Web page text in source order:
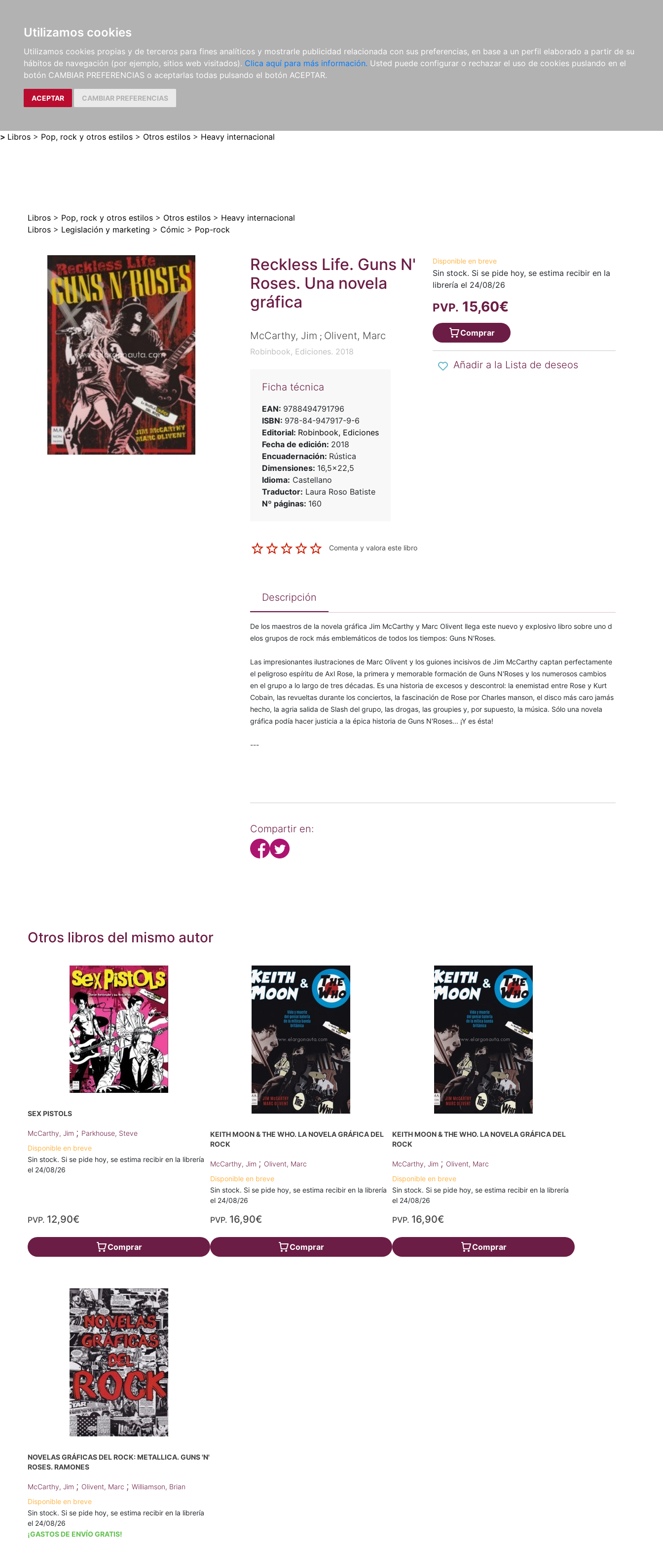
Utilizamos cookies
Utilizamos cookies propias y de terceros para fines analíticos y mostrarle publicidad relacionada con sus preferencias, en base a un perfil elaborado a partir de su
hábitos de navegación (por ejemplo, sitios web visitados). Clica aquí para más información. Usted puede configurar o rechazar el uso de cookies puslando en el
botón CAMBIAR PREFERENCIAS o aceptarlas todas pulsando el botón ACEPTAR.
ACEPTAR CAMBIAR PREFERENCIAS
LIBROS
MÉTODOS Y
EJERCICIOS
PARTITURAS Y EDICIONES
CRÍTICAS
REVISTAS
CDS Y
DVDS
MATERIAL
COMPLEMENTARIO
NOVEDADES NOTICIAS
COMPRAS
INSTITUCIONALES
> Libros > Pop, rock y otros estilos > Otros estilos > Heavy internacional
Libros > Pop, rock y otros estilos > Otros estilos > Heavy internacional
Libros > Legislación y marketing > Cómic > Pop-rock
Reckless Life. Guns N'
Roses. Una novela
gráfica
McCarthy, Jim ; Olivent, Marc
Robinbook, Ediciones. 2018
Ficha técnica
EAN: 9788494791796
ISBN: 978-84-947917-9-6
Editorial: Robinbook, Ediciones
Fecha de edición: 2018
Encuadernación: Rústica
Dimensiones: 16,5x22,5
Idioma: Castellano
Traductor: Laura Roso Batiste
Nº páginas: 160
Comenta y valora este libro
Disponible en breve
Sin stock. Si se pide hoy, se estima recibir en la
librería el 24/08/26
PVP. 15,60€
Comprar
Añadir a la Lista de deseos
Descripción
De los maestros de la novela gráfica Jim McCarthy y Marc Olivent llega este nuevo y explosivo libro sobre uno d
elos grupos de rock más emblemáticos de todos los tiempos: Guns N'Roses.
Las impresionantes ilustraciones de Marc Olivent y los guiones incisivos de Jim McCarthy captan perfectamente
el peligroso espíritu de Axl Rose, la primera y memorable formación de Guns N'Roses y los numerosos cambios
en el grupo a lo largo de tres décadas. Es una historia de excesos y descontrol: la enemistad entre Rose y Kurt
Cobain, las revueltas durante los conciertos, la fascinación de Rose por Charles manson, el disco más caro jamás
hecho, la agria salida de Slash del grupo, las drogas, las groupies y, por supuesto, la música. Sólo una novela
gráfica podía hacer justicia a la épica historia de Guns N'Roses... ¡Y es ésta!
---
Compartir en:
Otros libros del mismo autor
SEX PISTOLS
McCarthy, Jim ; Parkhouse, Steve
Disponible en breve
Sin stock. Si se pide hoy, se estima recibir en la librería
el 24/08/26
PVP. 12,90€
Comprar
KEITH MOON & THE WHO. LA NOVELA GRÁFICA DEL
ROCK
McCarthy, Jim ; Olivent, Marc
Disponible en breve
Sin stock. Si se pide hoy, se estima recibir en la librería
el 24/08/26
PVP. 16,90€
Comprar
KEITH MOON & THE WHO. LA NOVELA GRÁFICA DEL
ROCK
McCarthy, Jim ; Olivent, Marc
Disponible en breve
Sin stock. Si se pide hoy, se estima recibir en la librería
el 24/08/26
PVP. 16,90€
Comprar
NOVELAS GRÁFICAS DEL ROCK: METALLICA. GUNS 'N'
ROSES. RAMONES
McCarthy, Jim ; Olivent, Marc ; Williamson, Brian
Disponible en breve
Sin stock. Si se pide hoy, se estima recibir en la librería
el 24/08/26
¡GASTOS DE ENVÍO GRATIS!